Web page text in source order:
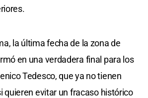
la última fecha de la zona de
en una verdadera final para los
Tedesco, que ya no tienen
quieren evitar un fracaso histórico